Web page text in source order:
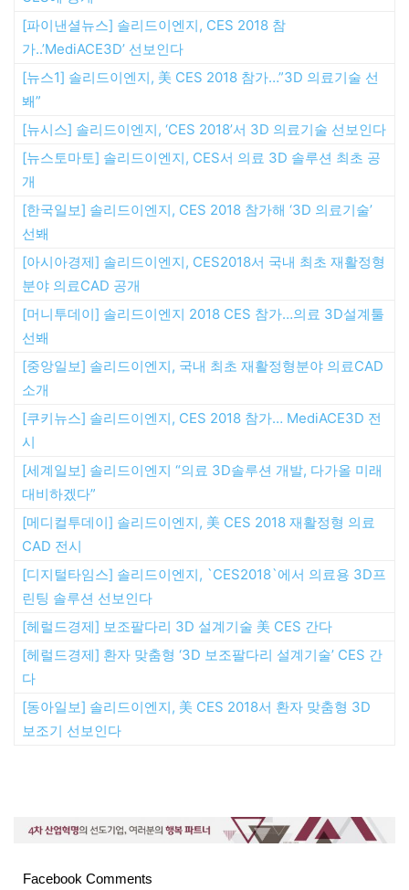
[파이낸셜뉴스] 솔리드이엔지, CES 2018 참
가..’MediACE3D’ 선보인다
[뉴스1] 솔리드이엔지, 美 CES 2018 참가…”3D 의료기술 선
봬”
[뉴시스] 솔리드이엔지, ‘CES 2018’서 3D 의료기술 선보인다
[뉴스토마토] 솔리드이엔지, CES서 의료 3D 솔루션 최초 공
개
[한국일보] 솔리드이엔지, CES 2018 참가해 ‘3D 의료기술’
선봬
[아시아경제] 솔리드이엔지, CES2018서 국내 최초 재활정형
분야 의료CAD 공개
[머니투데이] 솔리드이엔지 2018 CES 참가…의료 3D설계툴
선봬
[중앙일보] 솔리드이엔지, 국내 최초 재활정형분야 의료CAD
소개
[쿠키뉴스] 솔리드이엔지, CES 2018 참가… MediACE3D 전
시
[세계일보] 솔리드이엔지 “의료 3D솔루션 개발, 다가올 미래
대비하겠다”
[메디컬투데이] 솔리드이엔지, 美 CES 2018 재활정형 의료
CAD 전시
[디지털타임스] 솔리드이엔지, `CES2018`에서 의료용 3D프
린팅 솔루션 선보인다
[헤럴드경제] 보조팔다리 3D 설계기술 美 CES 간다
[헤럴드경제] 환자 맞춤형 ‘3D 보조팔다리 설계기술’ CES 간
다
[동아일보] 솔리드이엔지, 美 CES 2018서 환자 맞춤형 3D
보조기 선보인다
Facebook Comments